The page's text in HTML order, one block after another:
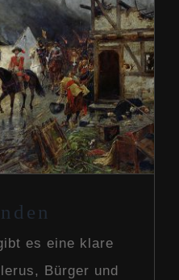
es eine klare
Bürger und